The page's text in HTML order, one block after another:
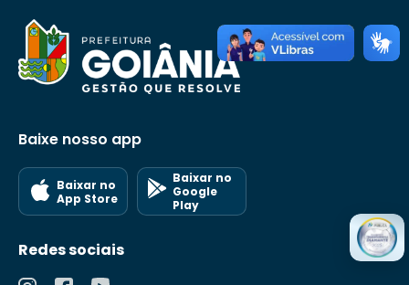
Baixe nosso app
Baixar no
App Store
Baixar no
Google
Play
Redes sociais